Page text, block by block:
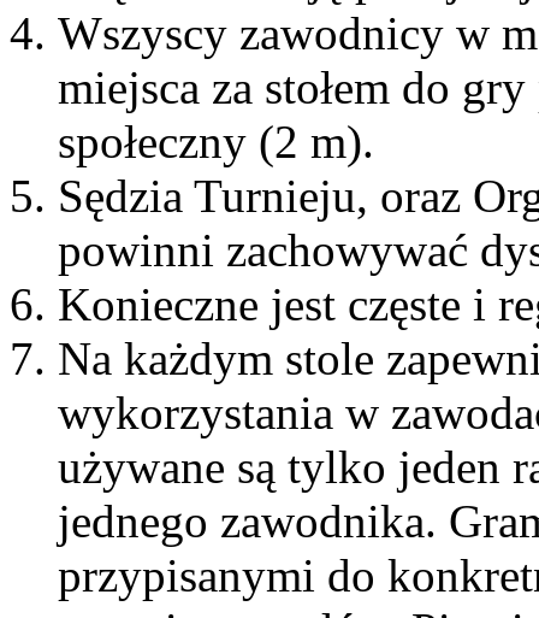
Wszyscy zawodnicy w
miejsca za stołem do
społeczny (2 m).
Sędzia Turnieju, oraz
powinni zachowywać
Konieczne jest częste i
Na każdym stole
wykorzystania w
używane są tylko jeden
jednego zawodnika.
przypisanymi do